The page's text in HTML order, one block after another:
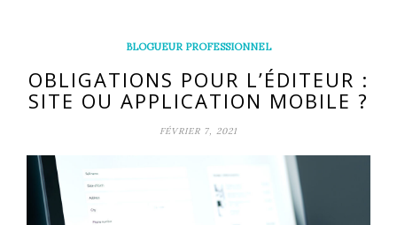
BLOGUEUR PROFESSIONNEL
OBLIGATIONS POUR L’ÉDITEUR :
SITE OU APPLICATION MOBILE ?
FÉVRIER 7, 2021